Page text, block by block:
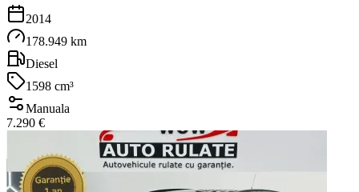
2014
178.949 km
Diesel
1598 cm³
Manuala
7.290 €